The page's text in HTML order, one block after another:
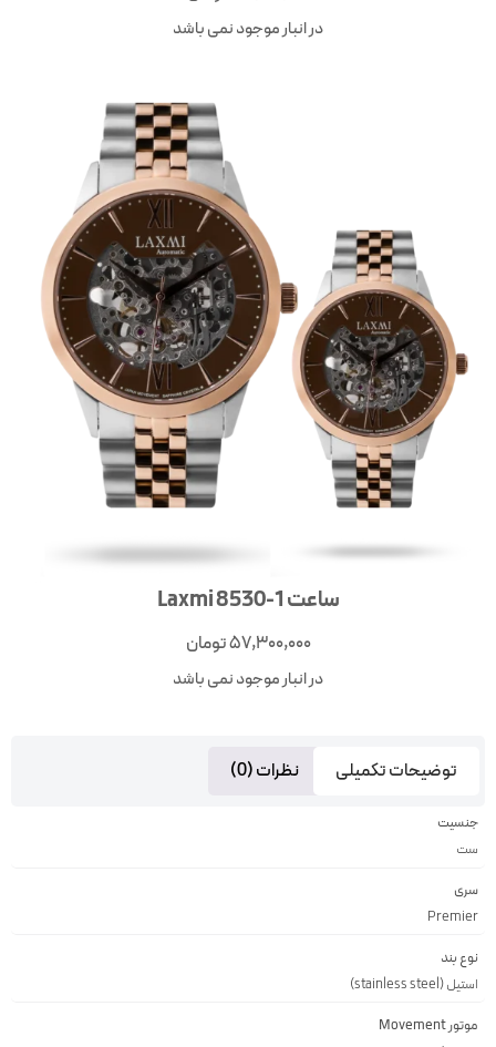
در انبار موجود نمی باشد
ساعت Laxmi 8530-1
57,300,000تومان
در انبار موجود نمی باشد
توضیحات تکمیلی نظرات (0)
جنسیت
ست
سری
Premier
نوع بند
استیل (stainless steel)
موتور Movement